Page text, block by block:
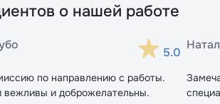
о нашей работе
5.0
по направлению с работы.
вежливы и доброжелательны.